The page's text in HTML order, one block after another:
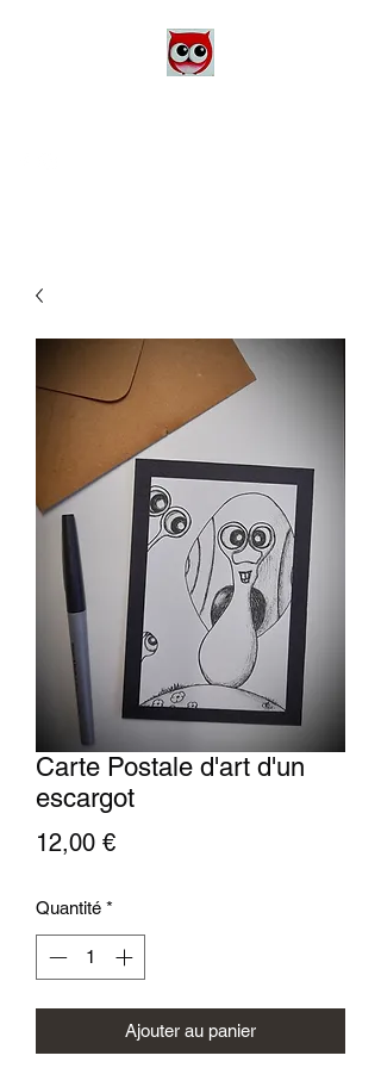
Carte Postale d'art d'un
escargot
12,00 €Prix
Quantité *
Ajouter au panier